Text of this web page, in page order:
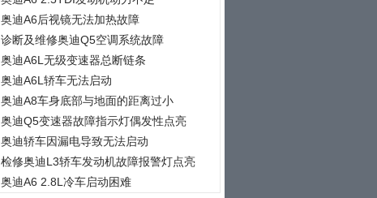
奥迪A6后视镜无法加热故障
诊断及维修奥迪Q5空调系统故障
奥迪A6L无级变速器总断链条
奥迪A6L轿车无法启动
奥迪A8车身底部与地面的距离过小
奥迪Q5变速器故障指示灯偶发性点亮
奥迪轿车因漏电导致无法启动
检修奥迪L3轿车发动机故障报警灯点亮
奥迪A6 2.8L冷车启动困难